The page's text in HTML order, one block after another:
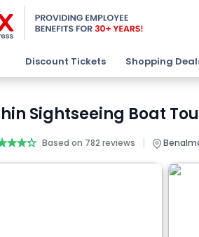
Discount Tickets Shopping
Sightseeing Boat
Based on 782 reviews |